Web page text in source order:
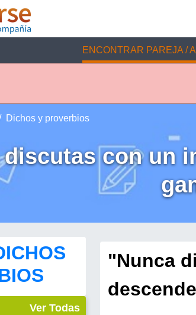
ENCONTRAR PAREJA /
Dichos y proverbios
con un
Ver Todas
"Nunca